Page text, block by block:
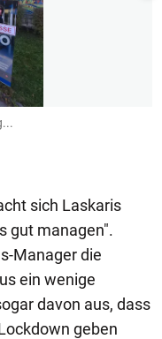
sich Laskaris
gut managen".
Manager die
ein wenige
davon aus, dass
geben